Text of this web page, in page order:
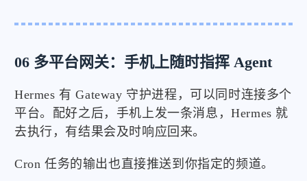
06 多平台网关：手机上随时指挥 Agent
Hermes 有 Gateway 守护进程，可以同时连接多个
平台。配好之后，手机上发一条消息，Hermes 就
去执行，有结果会及时响应回来。
Cron 任务的输出也直接推送到你指定的频道。